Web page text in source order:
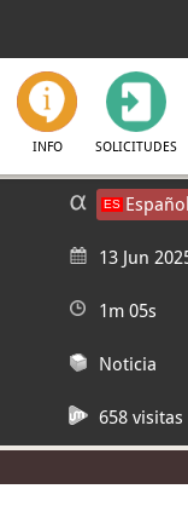
INFO SOLICITUDES
Español
13 Jun
1m 05s
Noticia
658 visitas